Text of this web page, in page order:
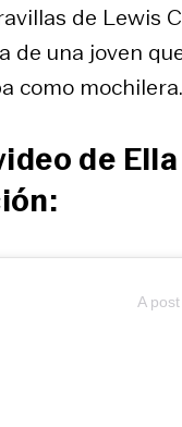
de Lewis
de una joven
como mochilera.
de